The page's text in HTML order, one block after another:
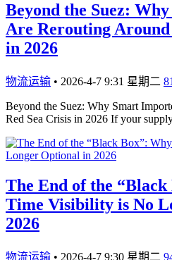
Beyond the Suez:
Are Rerouting Around
in 2026
物流运输 • 2026-4-7 9:31 星期二 81
Beyond the Suez: Why Smart
Red Sea Crisis in 2026 If your
The End of the
Time Visibility is No
2026
物流运输 • 2026-4-7 9:30 星期二